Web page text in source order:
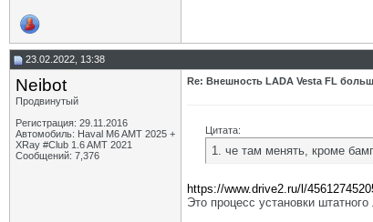
23.02.2022, 13:38
Neibot
Продвинутый
Регистрация: 29.11.2016
Автомобиль: Haval M6 AMT 2025 +
XRay #Club 1.6 AMT 2021
Сообщений: 7,376
Re: Внешность LADA Vesta FL
Цитата:
1. че там менять, кроме
https://www.drive2.ru/l/
Это процесс установки